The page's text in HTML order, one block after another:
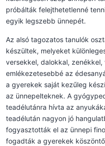
próbálták felejthetetlenné
egyik legszebb ünnepét.
Az alsó tagozatos tanulók
készültek, melyeket
versekkel, dalokkal,
emlékezetesebbé az
a gyerekek saját kezűleg
az ünnepelteknek. A
teadélutánra hívta az
teadélután nagyon jó
fogyasztották el az ünnepi
fogadták a gyerekek